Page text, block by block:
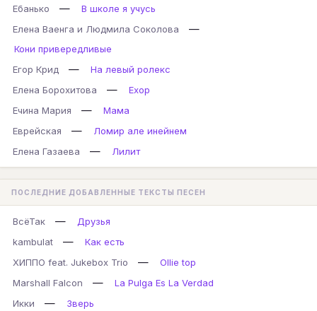
Ебанько
—
В школе я учусь
Елена Ваенга и Людмила Соколова
—
Кони привередливые
Егор Крид
—
На левый ролекс
Елена Борохитова
—
Ехор
Ечина Мария
—
Мама
Еврейская
—
Ломир але инейнем
Елена Газаева
— Лилит
ПОСЛЕДНИЕ ДОБАВЛЕННЫЕ ТЕКСТЫ ПЕСЕН
ВсёТак —
Друзья
kambulat
—
Как есть
ХИППО feat. Jukebox Trio
—
Ollie top
Marshall Falcon
—
La Pulga Es La Verdad
Икки
— Зверь